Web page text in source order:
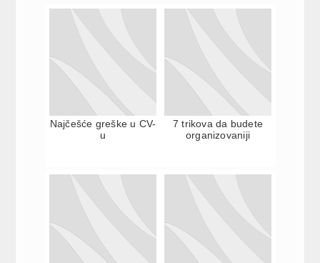
Najčešće greške u CV-
u
7 trikova da budete
organizovaniji